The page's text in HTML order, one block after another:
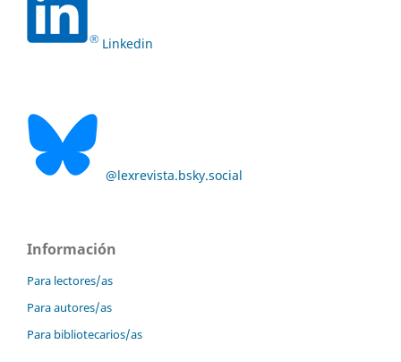
Linkedin
@lexrevista.bsky.social
Información
Para lectores/as
Para autores/as
Para bibliotecarios/as